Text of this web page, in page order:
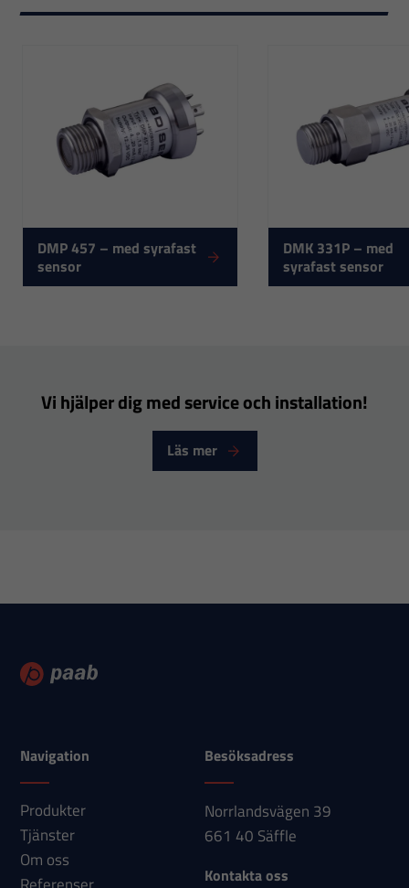
DMP 457 – med syrafast
sensor
DMK 331P – med
syrafast sensor
Vi hjälper dig med service och installation!
Läs mer
Navigation
Produkter
Tjänster
Om oss
Besöksadress
Norrlandsvägen 39
661 40 Säffle
Kontakta oss
Nödvändiga
behövs för
över huvud
taget ska
kunna
baserat på
används.